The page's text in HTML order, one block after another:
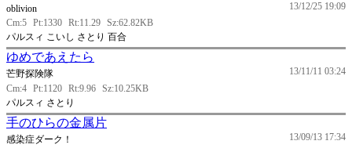
13/12/25 19:09
oblivion
Cm:5 Pt:1330 Rt:11.29 Sz:62.82KB
パルスィ こいし さとり 百合
ゆめであえたら
13/11/11 03:24
芒野探険隊
Cm:4 Pt:1120 Rt:9.96 Sz:10.25KB
パルスィ さとり
手のひらの金属片
13/09/13 17:34
感染症ダーク！